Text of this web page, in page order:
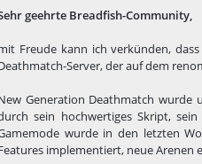
geehrte Breadfish-Community,
Freude kann ich verkünden,
Server, der auf dem
Generation Deathmatch wurde
sein hochwertiges Skript,
wurde in den letzten
implementiert, neue Arenen